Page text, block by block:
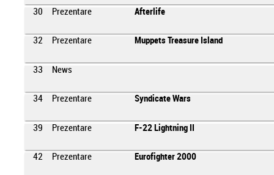
30 Prezentare Afterlife
32 Prezentare Muppets Treasure Island
33 News
34 Prezentare Syndicate Wars
39 Prezentare F-22 Lightning II
42 Prezentare Eurofighter 2000